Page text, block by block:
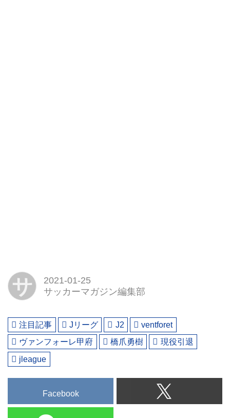
サ
2021-01-25
サッカーマガジン編集部
注目記事 Jリーグ J2
ventforet
ヴァンフォーレ甲府
橋爪勇樹
現役引退
jleague
Facebook